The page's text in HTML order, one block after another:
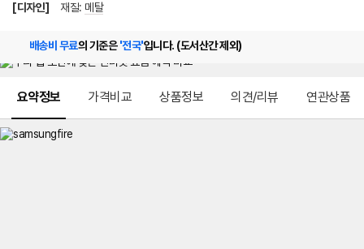
[디자인]
재질: 메탈
배송비 무료의 기준은'전국'입니다. (도서산간 제외)
요약정보 가격비교 상품정보 의견/리뷰 연관상품